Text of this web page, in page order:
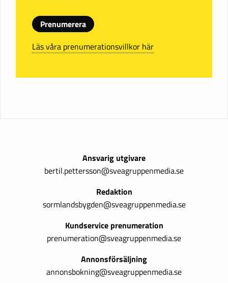
Prenumerera
Läs våra prenumerationsvillkor här
Ansvarig utgivare
bertil.pettersson@sveagruppenmedia.se
Redaktion
sormlandsbygden@sveagruppenmedia.se
Kundservice prenumeration
prenumeration@sveagruppenmedia.se
Annonsförsäljning
annonsbokning@sveagruppenmedia.se